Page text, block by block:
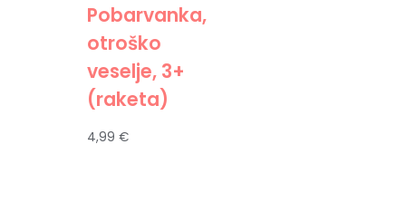
Pobarvanka,
otroško
veselje, 3+
(raketa)
4,99€